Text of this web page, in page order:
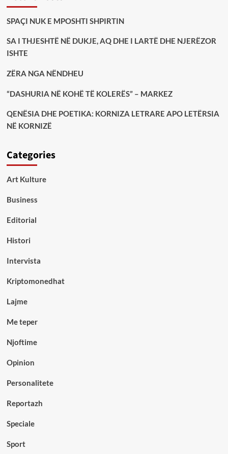
SPAÇI NUK E MPOSHTI SHPIRTIN
SA I THJESHTË NË DUKJE, AQ DHE I LARTË DHE NJERËZOR
ISHTE
ZËRA NGA NËNDHEU
“DASHURIA NË KOHË TË KOLERËS” – MARKEZ
QENËSIA DHE POETIKA: KORNIZA LETRARE APO LETËRSIA
NË KORNIZË
Categories
Art Kulture
Business
Editorial
Histori
Intervista
Kriptomonedhat
Lajme
Me teper
Njoftime
Opinion
Personalitete
Reportazh
Speciale
Sport